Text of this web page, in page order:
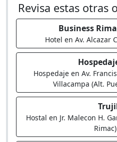
Revisa estas otras
Business
Hotel en Av. Alcazar
Hospedaje en Av.
Villacampa (Alt.
Hostal en Jr. Malecon H.